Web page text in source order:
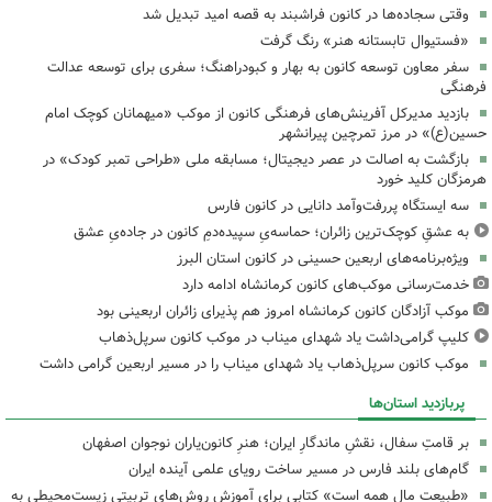
وقتی سجاده‌ها در کانون فراشبند به قصه امید تبدیل شد
«فستیوال تابستانه هنر» رنگ گرفت
سفر معاون توسعه کانون به بهار و کبودراهنگ؛ سفری برای توسعه عدالت
فرهنگی
بازدید مدیرکل آفرینش‌های فرهنگی کانون از موکب «میهمانان کوچک امام
حسین(ع)» در مرز تمرچین پیرانشهر
بازگشت به اصالت در عصر دیجیتال؛ مسابقه ملی «طراحی تمبر کودک» در
هرمزگان کلید خورد
سه ایستگاه پررفت‌وآمد دانایی در کانون فارس
به عشقِ کوچک‌ترین زائران؛ حماسه‌یِ سپیده‌دمِ کانون در جاده‌یِ عشق
ویژه‌برنامه‌های اربعین حسینی در کانون استان البرز
خدمت‌رسانی موکب‌های کانون کرمانشاه ادامه دارد
موکب آزادگان کانون کرمانشاه امروز هم پذیرای زائران اربعینی بود
کلیپ گرامی‌داشت یاد شهدای میناب در موکب کانون سرپل‌ذهاب
موکب کانون سرپل‌ذهاب یاد شهدای میناب را در مسیر اربعین گرامی داشت
پربازدید استان‌ها
بر قامتِ سفال، نقشِ ماندگارِ ایران؛ هنرِ کانون‌یاران نوجوان اصفهان
گام‌های بلند فارس در مسیر ساخت رویای علمی آینده ایران
«طبیعت مال همه است» کتابی برای آموزش روش‌های تربیتی زیست‌محیطی به